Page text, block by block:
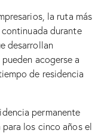
la ruta más
durante
desarrollan
acogerse a
de residencia
permanente
los cinco años el